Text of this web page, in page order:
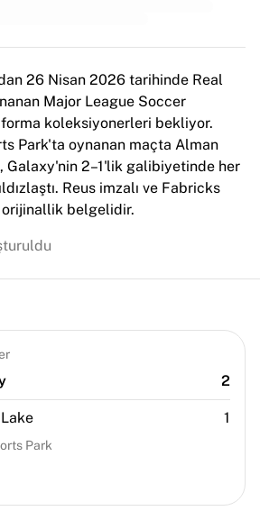
26 Nisan 2026 tarihinde Real
Major League Soccer
koleksiyonerleri bekliyor.
Park'ta oynanan maçta Alman
Galaxy'nin 2–1'lik galibiyetinde her
Reus imzalı ve Fabricks
orijinallik belgelidir.
2
1
Park